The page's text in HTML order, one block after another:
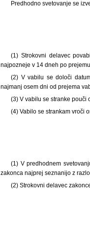
Predhodno svetovanje se
(1) Strokovni delavec
najpozneje v 14 dneh po
(2) V vabilu se določi
najmanj osem dni od prejema
(3) V vabilu se stranke
(4) Vabilo se strankam vroči
(1) V predhodnem
zakonca najprej seznanijo z
(2) Strokovni delavec